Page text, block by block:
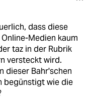
dass diese
Medien kaum
taz in der Rubrik
versteckt wird.
dieser Bahr'schen
begünstigt wie die